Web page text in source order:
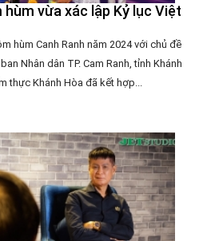
vừa xác lập Kỷ lục Việt
hùm Canh Ranh năm 2024 với chủ đề
Nhân dân TP. Cam Ranh, tỉnh Khánh
thực Khánh Hòa đã kết hợp...